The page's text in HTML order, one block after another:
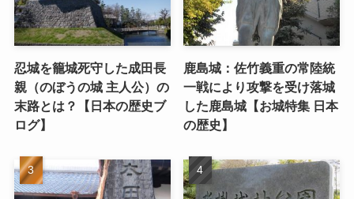
忍城を籠城死守した成田長
親（のぼうの城 主人公）の
末路とは？【日本の歴史ブ
ログ】
鹿島城：佐竹義重の常陸統
一戦により攻撃を受け落城
した鹿島城【お城特集 日本
の歴史】